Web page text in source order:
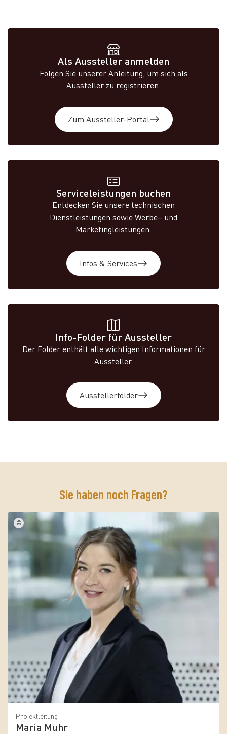
Als Aussteller anmelden
Folgen Sie unserer Anleitung, um sich als
Aussteller zu registrieren.
Zum Aussteller-Portal
Serviceleistungen buchen
Entdecken Sie unsere technischen
Dienstleistungen sowie Werbe– und
Marketingleistungen.
Infos & Services
Info-Folder für Aussteller
Der Folder enthält alle wichtigen Informationen für
Aussteller.
Ausstellerfolder
Sie haben noch Fragen?
Projektleitung
Maria Muhr